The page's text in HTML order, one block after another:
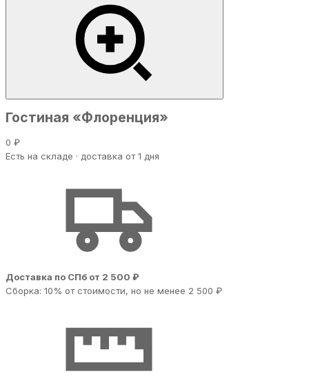
Гостиная «Флоренция»
0 ₽
Есть на складе · доставка от 1 дня
Доставка по СПб от 2 500 ₽
Сборка: 10% от стоимости, но не менее 2 500 ₽